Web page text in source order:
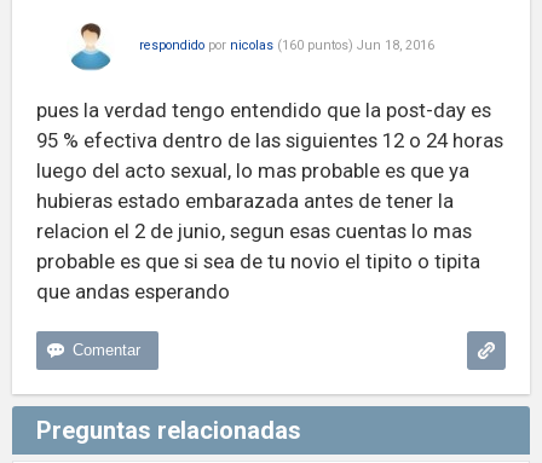
respondido por nicolas (160 puntos) Jun 18, 2016
pues la verdad tengo entendido que la post-day es
95 % efectiva dentro de las siguientes 12 o 24 horas
luego del acto sexual, lo mas probable es que ya
hubieras estado embarazada antes de tener la
relacion el 2 de junio, segun esas cuentas lo mas
probable es que si sea de tu novio el tipito o tipita
que andas esperando
Preguntas relacionadas